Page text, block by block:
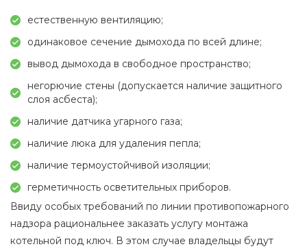
естественную вентиляцию;
одинаковое сечение дымохода по всей длине;
вывод дымохода в свободное пространство;
негорючие стены (допускается наличие защитного
слоя асбеста);
наличие датчика угарного газа;
наличие люка для удаления пепла;
наличие термоустойчивой изоляции;
герметичность осветительных приборов.
Ввиду особых требований по линии противопожарного
надзора рациональнее заказать услугу монтажа
котельной под ключ. В этом случае владельцы будут